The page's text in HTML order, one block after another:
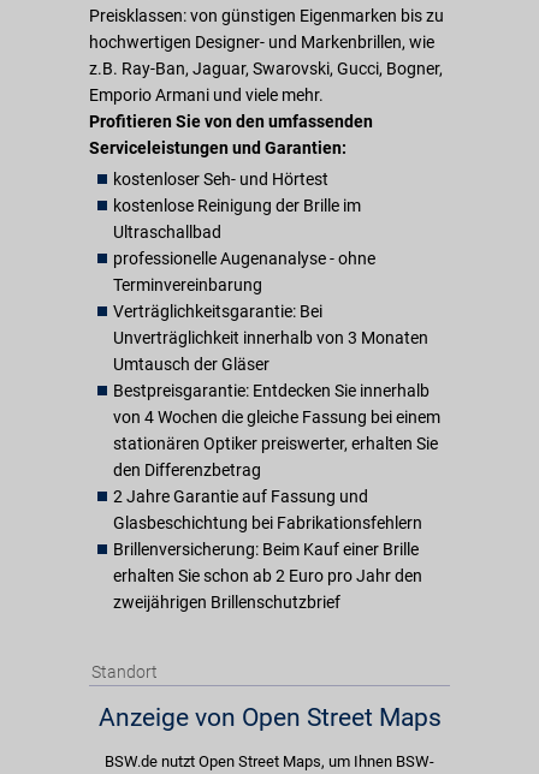
Preisklassen: von günstigen Eigenmarken bis zu
hochwertigen Designer- und Markenbrillen, wie
z.B. Ray-Ban, Jaguar, Swarovski, Gucci, Bogner,
Emporio Armani und viele mehr.
Profitieren Sie von den umfassenden
Serviceleistungen und Garantien:
kostenloser Seh- und Hörtest
kostenlose Reinigung der Brille im
Ultraschallbad
professionelle Augenanalyse - ohne
Terminvereinbarung
Verträglichkeitsgarantie: Bei
Unverträglichkeit innerhalb von 3 Monaten
Umtausch der Gläser
Bestpreisgarantie: Entdecken Sie innerhalb
von 4 Wochen die gleiche Fassung bei einem
stationären Optiker preiswerter, erhalten Sie
den Differenzbetrag
2 Jahre Garantie auf Fassung und
Glasbeschichtung bei Fabrikationsfehlern
Brillenversicherung: Beim Kauf einer Brille
erhalten Sie schon ab 2 Euro pro Jahr den
zweijährigen Brillenschutzbrief
Standort
Anzeige von Open Street Maps
BSW.de nutzt Open Street Maps, um Ihnen BSW-